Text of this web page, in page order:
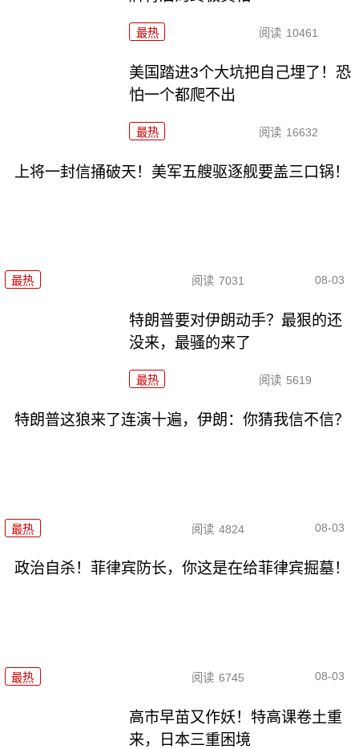
最热 阅读 10461
美国踏进3个大坑把自己埋了！恐
怕一个都爬不出
最热 阅读 16632
上将一封信捅破天！美军五艘驱逐舰要盖三口锅！
最热 阅读 7031 08-03
特朗普要对伊朗动手？最狠的还
没来，最骚的来了
最热 阅读 5619
特朗普这狼来了连演十遍，伊朗：你猜我信不信？
最热 阅读 4824 08-03
政治自杀！菲律宾防长，你这是在给菲律宾掘墓！
最热 阅读 6745 08-03
高市早苗又作妖！特高课卷土重
来，日本三重困境